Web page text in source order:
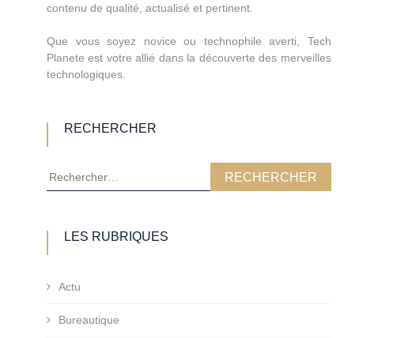
contenu de qualité, actualisé et pertinent.
Que vous soyez novice ou technophile averti, Tech
Planete est votre allié dans la découverte des merveilles
technologiques.
RECHERCHER
LES RUBRIQUES
Actu
Bureautique